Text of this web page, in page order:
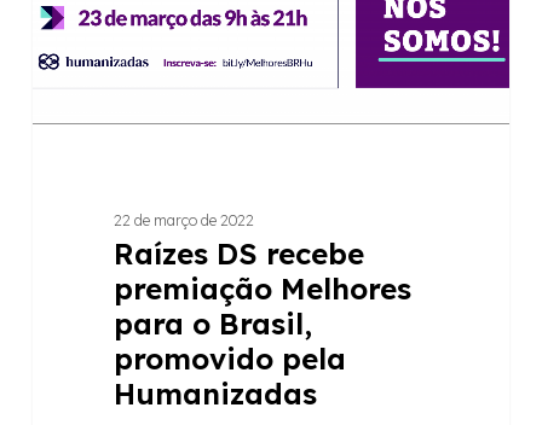
o
promovido
22 de março de 2022
Raízes DS recebe
premiação Melhores
para o Brasil,
promovido pela
Humanizadas